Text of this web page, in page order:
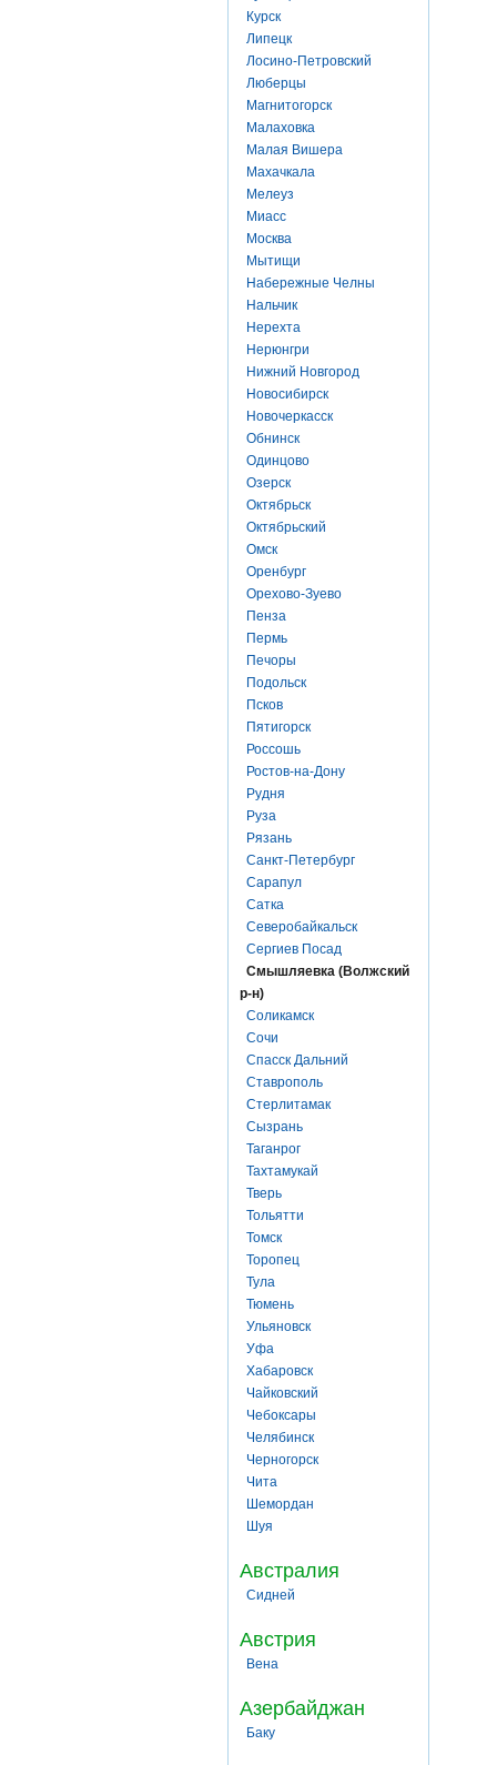
Курск
Липецк
Лосино-Петровский
Люберцы
Магнитогорск
Малаховка
Малая Вишера
Махачкала
Мелеуз
Миасс
Москва
Мытищи
Набережные Челны
Нальчик
Нерехта
Нерюнгри
Нижний Новгород
Новосибирск
Новочеркасск
Обнинск
Одинцово
Озерск
Октябрьск
Октябрьский
Омск
Оренбург
Орехово-Зуево
Пенза
Пермь
Печоры
Подольск
Псков
Пятигорск
Россошь
Ростов-на-Дону
Рудня
Руза
Рязань
Санкт-Петербург
Сарапул
Сатка
Северобайкальск
Сергиев Посад
Смышляевка (Волжский
р-н)
Соликамск
Сочи
Спасск Дальний
Ставрополь
Стерлитамак
Сызрань
Таганрог
Тахтамукай
Тверь
Тольятти
Томск
Торопец
Тула
Тюмень
Ульяновск
Уфа
Хабаровск
Чайковский
Чебоксары
Челябинск
Черногорск
Чита
Шемордан
Шуя
Австралия
Сидней
Австрия
Вена
Азербайджан
Баку